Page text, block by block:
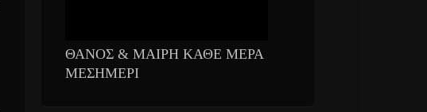
ΘΑΝΟΣ & ΜΑΙΡΗ ΚΑΘΕ ΜΕΡΑ
ΜΕΣΗΜΕΡΙ